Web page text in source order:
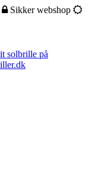
Sikker webshop